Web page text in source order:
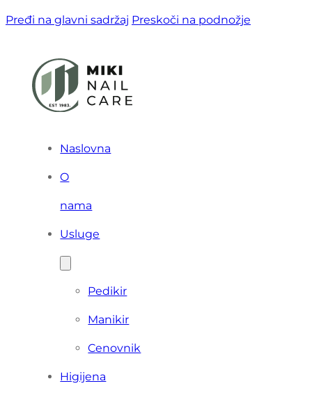
Pređi na glavni sadržaj Preskoči na podnožje
Naslovna
O
nama
Usluge
Pedikir
Manikir
Cenovnik
Higijena